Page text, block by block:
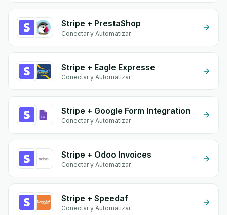
Stripe + PrestaShop
Conectar y Automatizar
Stripe + Eagle Expresse
Conectar y Automatizar
Stripe + Google Form Integration
Conectar y Automatizar
Stripe + Odoo Invoices
Conectar y Automatizar
Stripe + Speedaf
Conectar y Automatizar